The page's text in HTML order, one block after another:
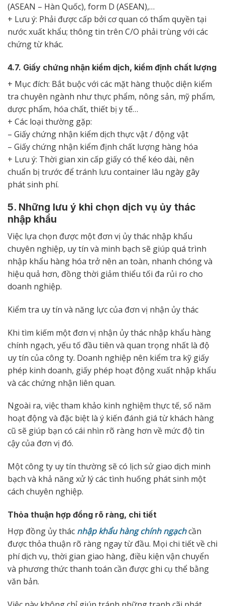
(ASEAN – Hàn Quốc), form D (ASEAN),…
+ Lưu ý: Phải được cấp bởi cơ quan có thẩm quyền tại
nước xuất khẩu; thông tin trên C/O phải trùng với các
chứng từ khác.
4.7. Giấy chứng nhận kiểm dịch, kiểm định chất lượng
+ Mục đích: Bắt buộc với các mặt hàng thuộc diện kiểm
tra chuyên ngành như thực phẩm, nông sản, mỹ phẩm,
dược phẩm, hóa chất, thiết bị y tế…
+ Các loại thường gặp:
– Giấy chứng nhận kiểm dịch thực vật / động vật
– Giấy chứng nhận kiểm định chất lượng hàng hóa
+ Lưu ý: Thời gian xin cấp giấy có thể kéo dài, nên
chuẩn bị trước để tránh lưu container lâu ngày gây
phát sinh phí.
5. Những lưu ý khi chọn dịch vụ ủy thác
nhập khẩu
Việc lựa chọn được một đơn vị ủy thác nhập khẩu
chuyên nghiệp, uy tín và minh bạch sẽ giúp quá trình
nhập khẩu hàng hóa trở nên an toàn, nhanh chóng và
hiệu quả hơn, đồng thời giảm thiểu tối đa rủi ro cho
doanh nghiệp.
Kiểm tra uy tín và năng lực của đơn vị nhận ủy thác
Khi tìm kiếm một đơn vị nhận ủy thác nhập khẩu hàng
chính ngạch, yếu tố đầu tiên và quan trọng nhất là độ
uy tín của công ty. Doanh nghiệp nên kiểm tra kỹ giấy
phép kinh doanh, giấy phép hoạt động xuất nhập khẩu
và các chứng nhận liên quan.
Ngoài ra, việc tham khảo kinh nghiệm thực tế, số năm
hoạt động và đặc biệt là ý kiến đánh giá từ khách hàng
cũ sẽ giúp bạn có cái nhìn rõ ràng hơn về mức độ tin
cậy của đơn vị đó.
Một công ty uy tín thường sẽ có lịch sử giao dịch minh
bạch và khả năng xử lý các tình huống phát sinh một
cách chuyên nghiệp.
Thỏa thuận hợp đồng rõ ràng, chi tiết
Hợp đồng ủy thác nhập khẩu hàng chính ngạchcần
được thỏa thuận rõ ràng ngay từ đầu. Mọi chi tiết về chi
phí dịch vụ, thời gian giao hàng, điều kiện vận chuyển
và phương thức thanh toán cần được ghi cụ thể bằng
văn bản.